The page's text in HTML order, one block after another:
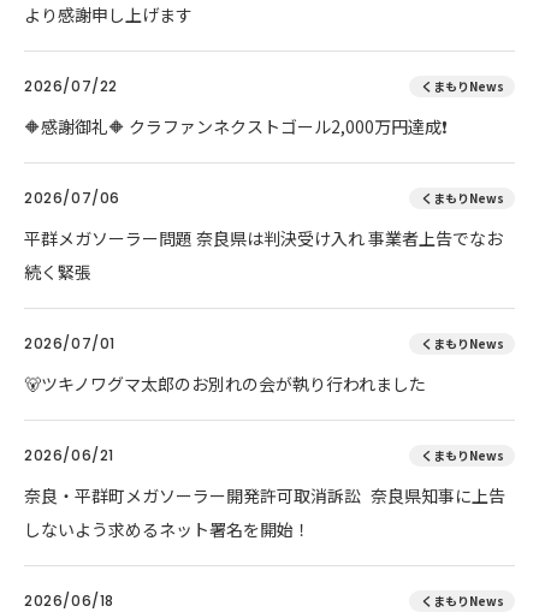
より感謝申し上げます
2026/07/22 くまもりNews
🔶感謝御礼🔶 クラファンネクストゴール2,000万円達成❗
2026/07/06 くまもりNews
平群メガソーラー問題 奈良県は判決受け入れ 事業者上告でなお
続く緊張
2026/07/01 くまもりNews
🐻ツキノワグマ太郎のお別れの会が執り行われました
2026/06/21 くまもりNews
奈良・平群町メガソーラー開発許可取消訴訟 奈良県知事に上告
しないよう求めるネット署名を開始！
2026/06/18 くまもりNews